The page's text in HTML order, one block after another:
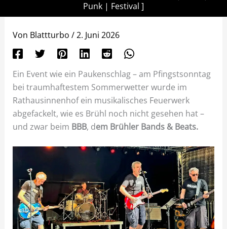
Punk | Festival ]
Von Blattturbo /2. Juni 2026
Ein Event wie ein Paukenschlag – am Pfingstsonntag
bei traumhaftestem Sommerwetter wurde im
Rathausinnenhof ein musikalisches Feuerwerk
abgefackelt, wie es Brühl noch nicht gesehen hat –
und zwar beim BBB, dem Brühler Bands & Beats.